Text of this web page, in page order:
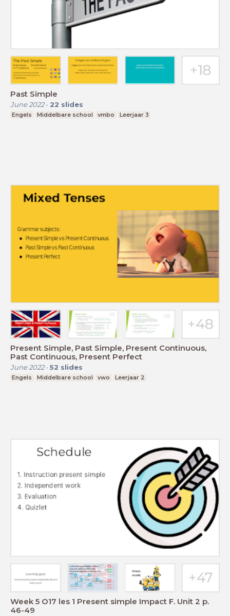
Past Simple
June 2022- 22 slides
Engels Middelbare school vmbo Leerjaar 3
Present Simple, Past Simple, Present Continuous,
Past Continuous, Present Perfect
June 2022- 52 slides
Engels Middelbare school vwo Leerjaar 2
Week 5 O17 les 1 Present simple Impact F. Unit 2 p.
46-49